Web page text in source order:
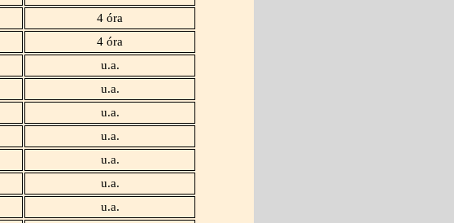
4 óra
4 óra
u.a.
u.a.
u.a.
u.a.
u.a.
u.a.
u.a.